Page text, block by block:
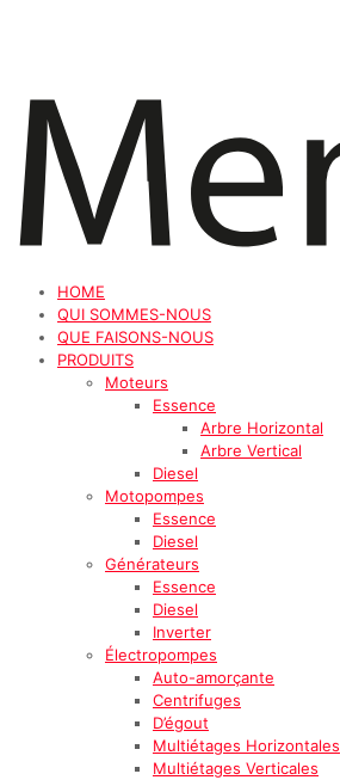
HOME
QUI SOMMES-NOUS
QUE FAISONS-NOUS
PRODUITS
Moteurs
Essence
Arbre Horizontal
Arbre Vertical
Diesel
Motopompes
Essence
Diesel
Générateurs
Essence
Diesel
Inverter
Électropompes
Auto-amorçante
Centrifuges
D’égout
Multiétages Horizontales
Multiétages Verticales